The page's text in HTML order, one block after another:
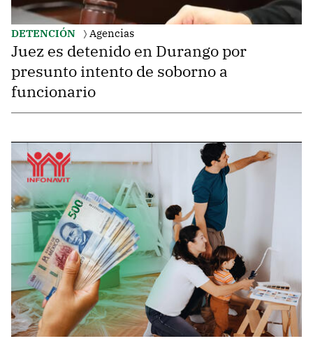
DETENCIÓN Agencias
Juez es detenido en Durango por
presunto intento de soborno a
funcionario